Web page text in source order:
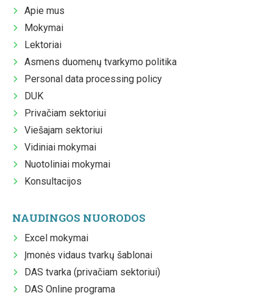
Apie mus
Mokymai
Lektoriai
Asmens duomenų tvarkymo politika
Personal data processing policy
DUK
Privačiam sektoriui
Viešajam sektoriui
Vidiniai mokymai
Nuotoliniai mokymai
Konsultacijos
NAUDINGOS NUORODOS
Excel mokymai
Įmonės vidaus tvarkų šablonai
DAS tvarka (privačiam sektoriui)
DAS Online programa